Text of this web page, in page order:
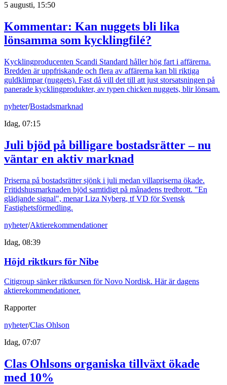
5 augusti, 15:50
Kommentar: Kan nuggets bli lika
lönsamma som kycklingfilé?
Kycklingproducenten Scandi Standard håller hög fart i affärerna.
Bredden är uppfriskande och flera av affärerna kan bli riktiga
guldklimpar (nuggets). Fast då vill det till att just storsatsningen på
panerade kycklingprodukter, av typen chicken nuggets, blir lönsam.
nyheter/Bostadsmarknad
Idag, 07:15
Juli bjöd på billigare bostadsrätter – nu
väntar en aktiv marknad
Priserna på bostadsrätter sjönk i juli medan villapriserna ökade.
Fritidshusmarknaden bjöd samtidigt på månadens tredbrott. "En
glädjande signal", menar Liza Nyberg, tf VD för Svensk
Fastighetsförmedling.
nyheter/Aktierekommendationer
Idag, 08:39
Höjd riktkurs för Nibe
Citigroup sänker riktkursen för Novo Nordisk. Här är dagens
aktierekommendationer.
Rapporter
nyheter/Clas Ohlson
Idag, 07:07
Clas Ohlsons organiska tillväxt ökade
med 10%